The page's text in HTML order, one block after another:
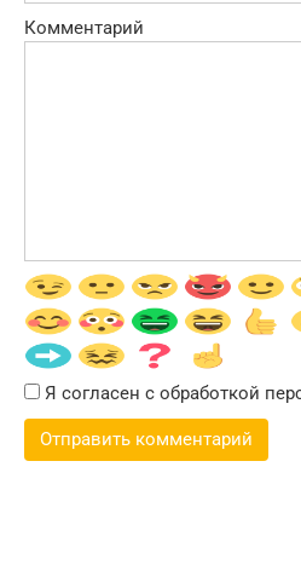
Комментарий
Я согласен с обработкой